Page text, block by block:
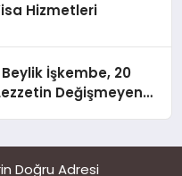
Hizmetleri
İşkembe, 20
Değişmeyen
Doğru Adresi